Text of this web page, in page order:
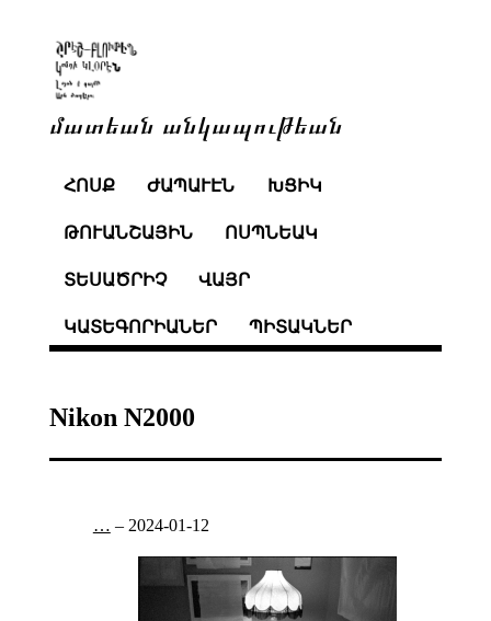
մատեան անկապութեան
ՀՈՍՔ ԺԱՊԱՒԷՆ ԽՑԻԿ
ԹՈՒԱՆՇԱՅԻՆ ՈՍՊՆԵԱԿ
ՏԵՍԱԾՐԻՉ ՎԱՅՐ
ԿԱՏԵԳՈՐԻԱՆԵՐ ՊԻՏԱԿՆԵՐ
Nikon N2000
… – 2024-01-12